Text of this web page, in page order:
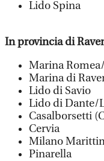
Lido Spina
In provincia di
Marina
Marina di
Lido di Savio
Lido di Dante/
Casalborsetti
Cervia
Milano
Pinarella